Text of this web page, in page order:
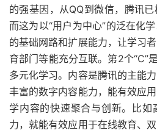
的强基因，从QQ到微信，腾讯已
而这为以“用户为中心”的泛在化
的基础网路和扩展能力，让学习
育部门等能充分互联。第2个“C”
多元化学习。内容是腾讯的主能
丰富的数字内容能力，能有效应
学内容的快速聚合与创新。比
力，就能有效应用于在线教育、